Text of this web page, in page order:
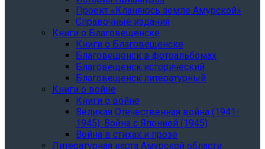
Проект «Кланяюсь земле Амурской»
Справочные издания
Книги о Благовещенске
Книги о Благовещенске
Благовещенск в фотоальбомах
Благовещенск исторический
Благовещенск литературный
Книги о войне
Книги о войне
Великая Отечественная война (1941-
1945). Война с Японией (1945)
Война в стихах и прозе
Литературная карта Амурской области